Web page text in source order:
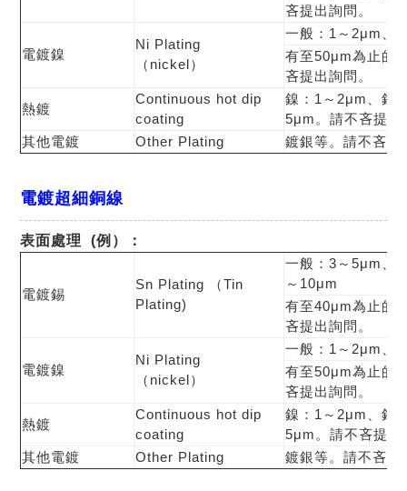
吝提出詢問。
電鍍鎳
Ni Plating
（nickel）
一般：1～2μm、
有至50μm為止的
吝提出詢問。
熱鍍
Continuous hot dip
coating
鎳：1～2μm、錫
5μm。請不吝提出
其他電鍍
Other Plating 鍍銀等。請不吝提
電鍍超細銅線
表面處理 (例） ：
電鍍錫
Sn Plating （Tin
Plating)
一般：3～5μm、
～10μm
有至40μm為止的
吝提出詢問。
電鍍鎳
Ni Plating
（nickel）
一般：1～2μm、
有至50μm為止的
吝提出詢問。
熱鍍
Continuous hot dip
coating
鎳：1～2μm、錫
5μm。請不吝提出
其他電鍍
Other Plating 鍍銀等。請不吝提